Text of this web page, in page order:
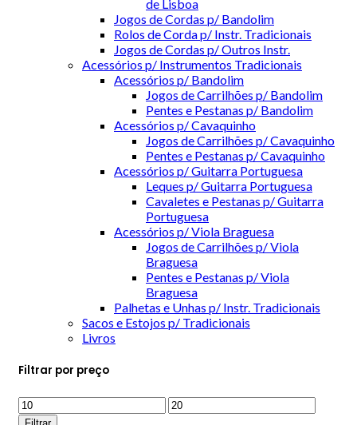
de Lisboa
Jogos de Cordas p/ Bandolim
Rolos de Corda p/ Instr. Tradicionais
Jogos de Cordas p/ Outros Instr.
Acessórios p/ Instrumentos Tradicionais
Acessórios p/ Bandolim
Jogos de Carrilhões p/ Bandolim
Pentes e Pestanas p/ Bandolim
Acessórios p/ Cavaquinho
Jogos de Carrilhões p/ Cavaquinho
Pentes e Pestanas p/ Cavaquinho
Acessórios p/ Guitarra Portuguesa
Leques p/ Guitarra Portuguesa
Cavaletes e Pestanas p/ Guitarra
Portuguesa
Acessórios p/ Viola Braguesa
Jogos de Carrilhões p/ Viola
Braguesa
Pentes e Pestanas p/ Viola
Braguesa
Palhetas e Unhas p/ Instr. Tradicionais
Sacos e Estojos p/ Tradicionais
Livros
Filtrar por preço
Preço
mínimo
Preço
máximo